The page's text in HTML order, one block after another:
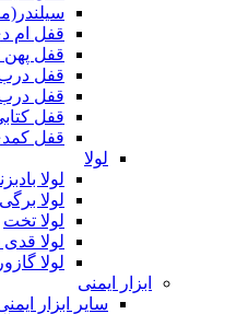
قفل ام
قفل پهن
قفل
قفل
قفل
قفل
لولا
لولا
لولا برگی
لولا تخت
لولا
لولا گازور
ابزار ایمنی
سایر ابزار